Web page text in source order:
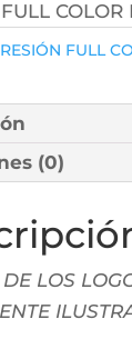
COLOR
FULL
(0)
LOS